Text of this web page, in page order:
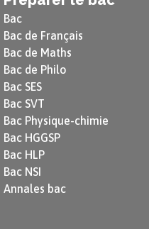
Bac
Bac de Français
Bac de Maths
Bac de Philo
Bac SES
Bac SVT
Bac Physique-chimie
Bac HGGSP
Bac HLP
Bac NSI
Annales bac